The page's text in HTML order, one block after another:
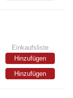
Einkaufsliste
Hinzufügen
Hinzufügen